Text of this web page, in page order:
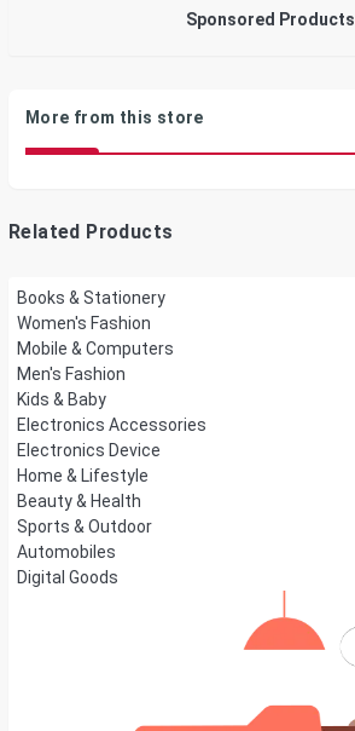
Sponsored Products
More from this store
Related Products
Books & Stationery
Women's Fashion
Mobile & Computers
Men's Fashion
Kids & Baby
Electronics Accessories
Electronics Device
Home & Lifestyle
Beauty & Health
Sports & Outdoor
Automobiles
Digital Goods